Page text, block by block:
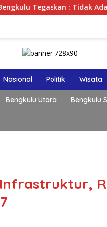
Ada Ruang Bagi
Nasional Politik Wisata
Bengkulu Utara Bengkulu